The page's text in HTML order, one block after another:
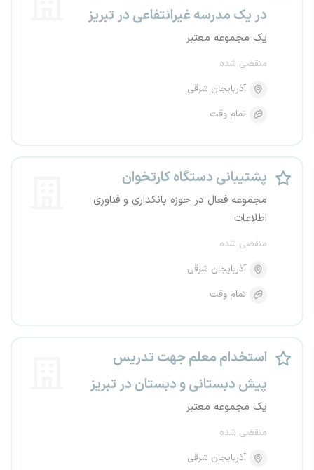
در یک مدرسه غیرانتفاعی در تبریز
یک مجموعه معتبر
منقضی شده
آذربایجان شرقی
تمام وقت
پشتیبانی دستگاه کارتخوان
مجموعه فعال در حوزه بانکداری و فناوری
اطلاعات
منقضی شده
آذربایجان شرقی
تمام وقت
استخدام معلم جهت تدریس
پیش دبستانی و دبستان در تبریز
یک مجموعه معتبر
منقضی شده
آذربایجان شرقی